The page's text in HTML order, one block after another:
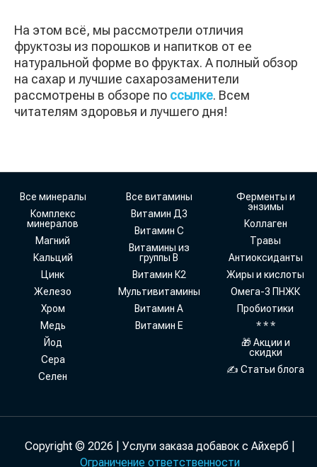
На этом всё, мы рассмотрели отличия
фруктозы из порошков и напитков от ее
натуральной форме во фруктах. А полный обзор
на сахар и лучшие сахарозаменители
рассмотрены в обзоре по ссылке. Всем
читателям здоровья и лучшего дня!
Все минералы
Комплекс
минералов
Магний
Кальций
Цинк
Железо
Хром
Медь
Йод
Сера
Селен
Все витамины
Витамин Д3
Витамин С
Витамины из
группы В
Витамин К2
Мультивитамины
Витамин А
Витамин Е
Ферменты и
энзимы
Коллаген
Травы
Антиоксиданты
Жиры и кислоты
Омега-3 ПНЖК
Пробиотики
* * *
🎁 Акции и
скидки
✍ Статьи блога
Copyright © 2026 | Услуги заказа добавок с Айхерб |
Ограничение ответственности